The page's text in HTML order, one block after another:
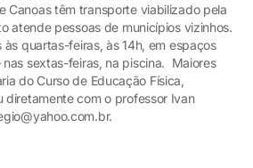
Canoas têm transporte viabilizado pela
atende pessoas de municípios vizinhos.
às quartas-feiras, às 14h, em espaços
sextas-feiras, na piscina. Maiores
do Curso de Educação Física,
diretamente com o professor Ivan